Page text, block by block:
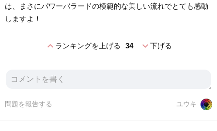
は、まさにパワーバラードの模範的な美しい流れでとても感動
しますよ！
expand_lessランキングを上げる 34 expand_more下げる
ユウキ
問題を報告する